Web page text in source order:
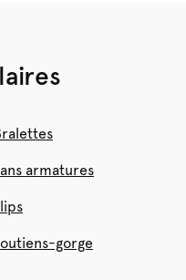
armatures
gorge